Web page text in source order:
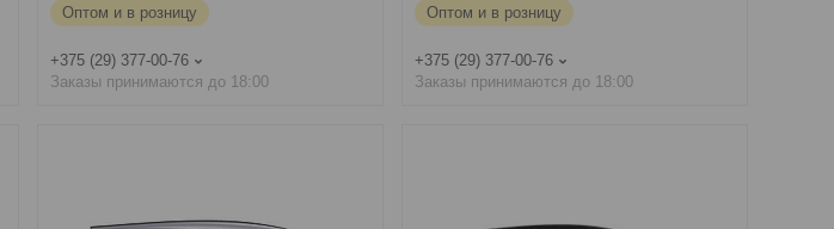
Оптом и в розницу
+375 (29) 377-00-76
Заказы принимаются до 18:00
Оптом и в розницу
+375 (29) 377-00-76
Заказы принимаются до 18:00